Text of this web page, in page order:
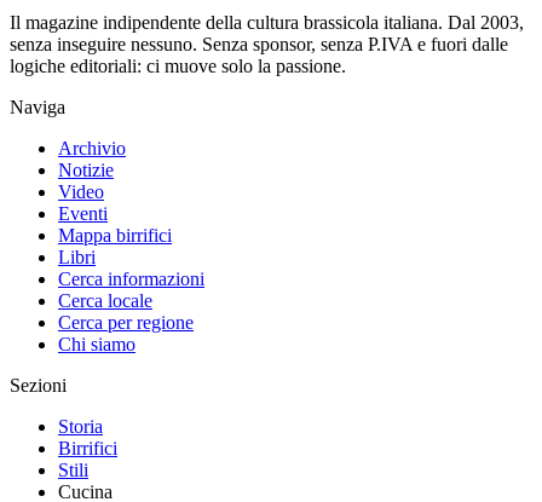
Il magazine indipendente della cultura brassicola italiana. Dal 2003,
senza inseguire nessuno. Senza sponsor, senza P.IVA e fuori dalle
logiche editoriali: ci muove solo la passione.
Naviga
Archivio
Notizie
Video
Eventi
Mappa birrifici
Libri
Cerca informazioni
Cerca locale
Cerca per regione
Chi siamo
Sezioni
Storia
Birrifici
Stili
Cucina